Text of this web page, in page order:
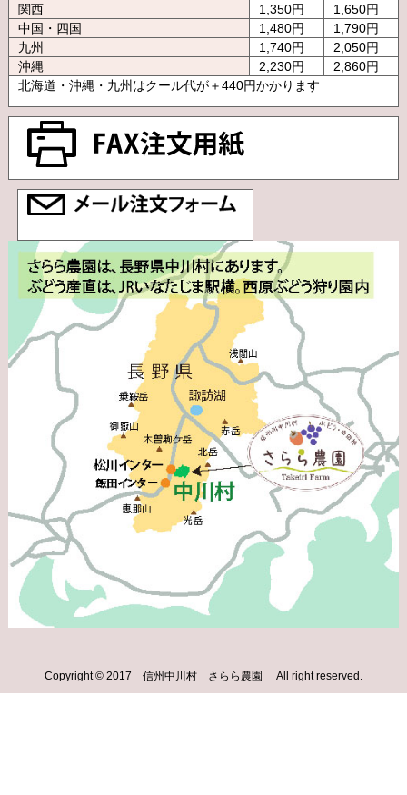
関西
1,350円
1,650円
中国・四国
1,480円
1,790円
九州
1,740円
2,050円
沖縄
2,230円
2,860円
北海道・沖縄・九州はクール代が＋440円かかります
Copyright © 2017 信州中川村 さらら農園 All right reserved.